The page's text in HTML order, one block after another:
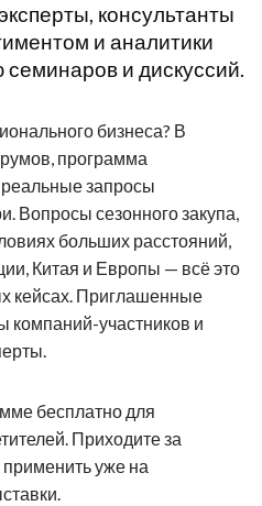
консультанты
и аналитики
и дискуссий.
бизнеса? В
программа
реальные запросы
Вопросы сезонного закупа,
больших расстояний,
Китая и Европы — всё это
кейсах. Приглашенные
участников и
бесплатно для
Приходите за
уже на